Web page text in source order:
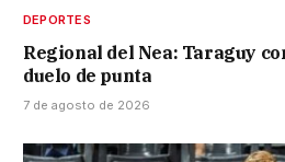
DEPORTES
Regional del Nea: Taraguy
duelo de punta
7 de agosto de 2026